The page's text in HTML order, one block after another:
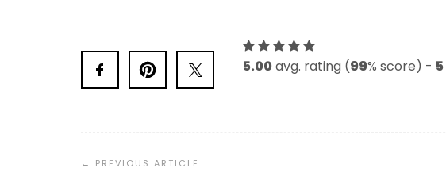
5.00avg. rating (99% score) - 5
Navigation